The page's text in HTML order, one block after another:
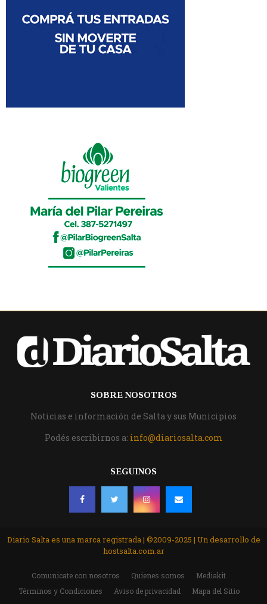
SOBRE NOSOTROS
Noticias e información de Salta y sus Municipios
Podés escribirnos a: info@diariosalta.com
SEGUINOS
Diario Salta es una marca registrada | ©2009-2025 | Un desarrollo de
hostsalta.com.ar
Comunicate con nosotros Quienes somos
Mediakit
Términos y Condiciones
Aviso de privacidad
Mapa del Sitio